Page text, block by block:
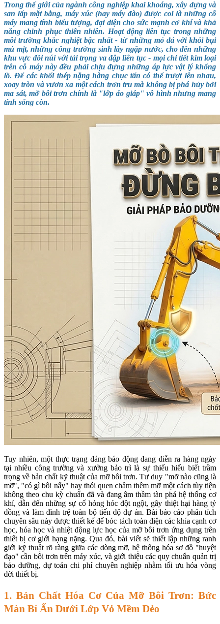
Trong thế giới của ngành công nghiệp khai khoáng, xây dựng và
san lấp mặt bằng, máy xúc (hay máy đào) được coi là những cỗ
máy mang tính biểu tượng, đại diện cho sức mạnh cơ khí và khả
năng chinh phục thiên nhiên. Hoạt động liên tục trong những
môi trường khắc nghiệt bậc nhất - từ những mỏ đá với khói bụi
mù mịt, những công trường sình lầy ngập nước, cho đến những
khu vực đồi núi với tải trọng va đập liên tục - mọi chi tiết kim loại
trên cỗ máy này đều phải chịu đựng những áp lực vật lý khổng
lồ. Để các khối thép nặng hàng chục tấn có thể trượt lên nhau,
xoay tròn và vươn xa một cách trơn tru mà không bị phá hủy bởi
ma sát, mỡ bôi trơn chính là "lớp áo giáp" vô hình nhưng mang
tính sống còn.
Tuy nhiên, một thực trạng đáng báo động đang diễn ra hàng ngày
tại nhiều công trường và xưởng bảo trì là sự thiếu hiểu biết trầm
trọng về bản chất kỹ thuật của mỡ bôi trơn. Tư duy "mỡ nào cũng là
mỡ", "có gì bôi nấy" hay thói quen châm thêm mỡ một cách tùy tiện
không theo chu kỳ chuẩn đã và đang âm thầm tàn phá hệ thống cơ
khí, dẫn đến những sự cố hỏng hóc đột ngột, gây thiệt hại hàng tỷ
đồng và làm đình trệ toàn bộ tiến độ dự án. Bài báo cáo phân tích
chuyên sâu này được thiết kế để bóc tách toàn diện các khía cạnh cơ
học, hóa học và nhiệt động lực học của mỡ bôi trơn ứng dụng trên
thiết bị cơ giới hạng nặng. Qua đó, bài viết sẽ thiết lập những ranh
giới kỹ thuật rõ ràng giữa các dòng mỡ, hệ thống hóa sơ đồ "huyệt
đạo" cần bôi trơn trên máy xúc, và giới thiệu các quy chuẩn quản trị
bảo dưỡng, dự toán chi phí chuyên nghiệp nhằm tối ưu hóa vòng
đời thiết bị.
1. Bản Chất Hóa Cơ Của Mỡ Bôi Trơn: Bức
Màn Bí Ẩn Dưới Lớp Vỏ Mềm Dẻo